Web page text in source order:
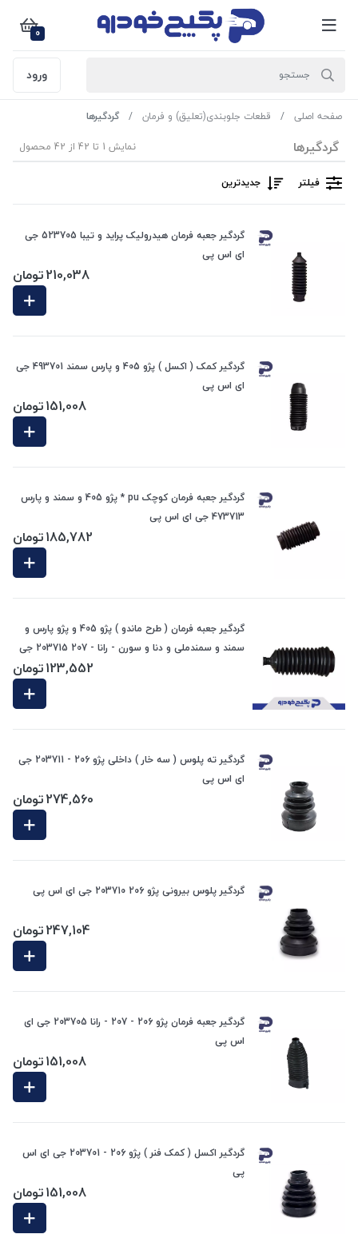
0
ورود
صفحه اصلی قطعات جلوبندی(تعلیق) و فرمان گردگیرها
گردگیرها نمایش 1 تا 42 از 42 محصول
فیلتر جدیدترین
گردگیر جعبه فرمان هیدرولیک پراید و تیبا 523705 جی
ای اس پی
210,038تومان
گردگیر کمک ( اکسل ) پژو 405 و پارس سمند 493701 جی
ای اس پی
151,008تومان
گردگیر جعبه فرمان کوچک pu * پژو 405 و سمند و پارس
473713 جی ای اس پی
185,782تومان
گردگیر جعبه فرمان ( طرح ماندو ) پژو 405 و پژو پارس و
سمند و سمندملی و دنا و سورن - رانا - 207 203715 جی
123,552تومان
گردگیر ته پلوس ( سه خار ) داخلی پژو 206 - 203711 جی
ای اس پی
274,560تومان
گردگیر پلوس بیرونی پژو 206 203710 جی ای اس پی
247,104تومان
گردگیر جعبه فرمان پژو 206 - 207 - رانا 203705 جی ای
اس پی
151,008تومان
گردگیر اکسل ( کمک فنر ) پژو 206 - 203701 جی ای اس
پی
151,008تومان